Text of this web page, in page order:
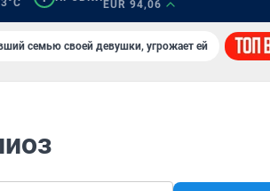
EUR 94,06
семью своей девушки, угрожает ей